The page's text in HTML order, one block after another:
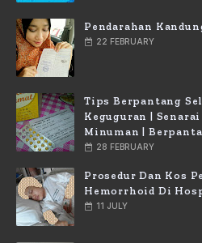
Pendarahan
22 FEBRUARY
Tips Berpantang
Keguguran |
Minuman |
28 FEBRUARY
Prosedur Dan Kos
Hemorrhoid Di
11 JULY